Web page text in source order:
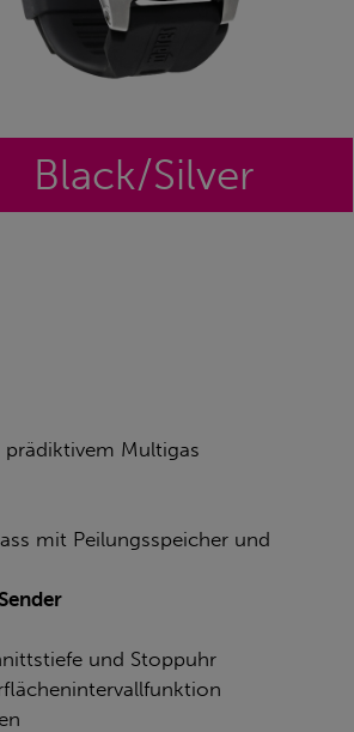
Black/Silver
Multigas
mit Peilungsspeicher und
und Stoppuhr